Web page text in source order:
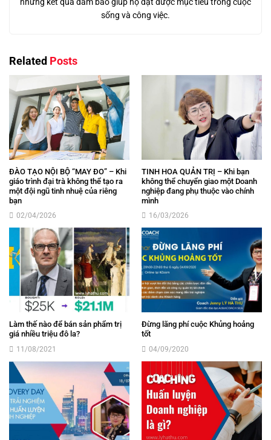
sống và công việc.
Related Posts
ĐÀO TẠO NỘI BỘ “MAY ĐO” – Khi
giáo trình đại trà không thể tạo ra
một đội ngũ tinh nhuệ của riêng
bạn
02/04/2026
TINH HOA QUẢN TRỊ – Khi bạn
không thể chuyển giao một Doanh
nghiệp đang phụ thuộc vào chính
mình
16/03/2026
Làm thế nào để bán sản phẩm trị
giá nhiều triệu đô la?
11/08/2021
Đừng lãng phí cuộc Khủng hoảng
tốt
04/09/2020